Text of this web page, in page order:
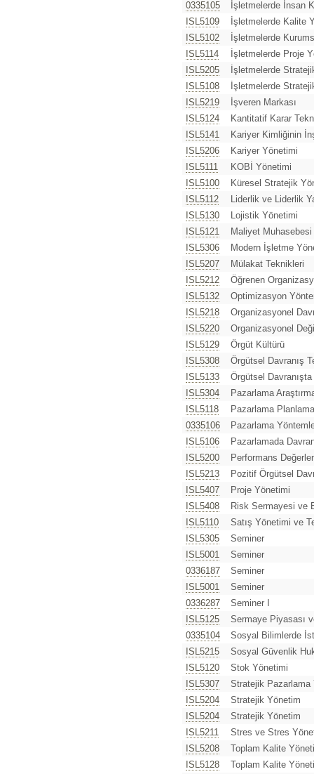
0335105
İşletmelerde İnsan
ISL5109
İşletmelerde Kalite
ISL5102
İşletmelerde
ISL5114
İşletmelerde Proje
ISL5205
İşletmelerde
ISL5108
İşletmelerde
ISL5219
İşveren Markası
ISL5124
Kantitatif Karar
ISL5141
Kariyer Kimliğinin
ISL5206
Kariyer Yönetimi
ISL5111
KOBİ Yönetimi
ISL5100
Küresel Stratejik
ISL5112
Liderlik ve Liderlik
ISL5130
Lojistik Yönetimi
ISL5121
Maliyet
ISL5306
Modern İşletme
ISL5207
Mülakat Teknikleri
ISL5212
Öğrenen
ISL5132
Optimizasyon
ISL5218
Organizasyonel
ISL5220
Organizasyonel
ISL5129
Örgüt Kültürü
ISL5308
Örgütsel Davranış
ISL5133
Örgütsel
ISL5304
Pazarlama
ISL5118
Pazarlama
0335106
Pazarlama
ISL5106
Pazarlamada
ISL5200
Performans
ISL5213
Pozitif Örgütsel
ISL5407
Proje Yönetimi
ISL5408
Risk Sermayesi ve
ISL5110
Satış Yönetimi ve
ISL5305
Seminer
ISL5001
Seminer
0336187
Seminer
ISL5001
Seminer
0336287
Seminer I
ISL5125
Sermaye Piyasası
0335104
Sosyal Bilimlerde
ISL5215
Sosyal Güvenlik
ISL5120
Stok Yönetimi
ISL5307
Stratejik Pazarlama
ISL5204
Stratejik Yönetim
ISL5204
Stratejik Yönetim
ISL5211
Stres ve Stres
ISL5208
Toplam Kalite
ISL5128
Toplam Kalite